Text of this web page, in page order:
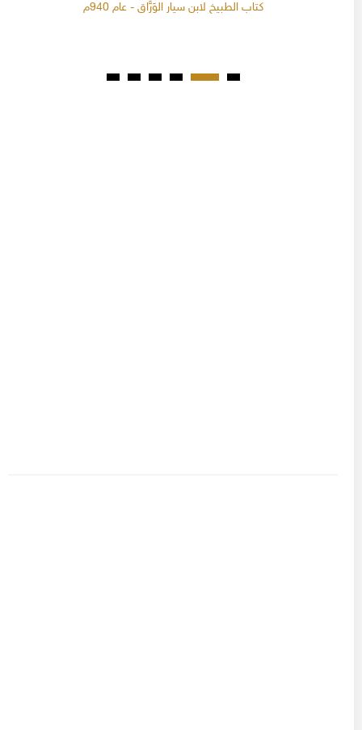
كتاب الطبيخ لابن سيار الوَرَّاق - عام 940م